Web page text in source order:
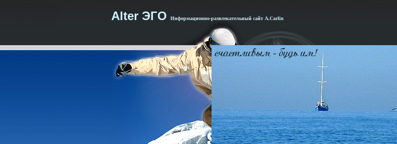
Alter ЭГО Информационно-развлекательный сайт А.Carlin